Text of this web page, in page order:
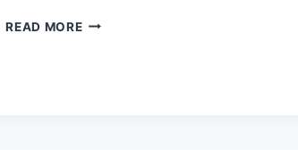
READ MOREČOKO